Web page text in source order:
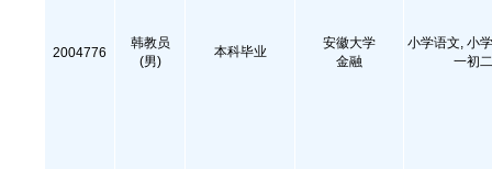
2004776
韩教员
(男)
本科毕业
安徽大学
金融
小学语文, 小
一初